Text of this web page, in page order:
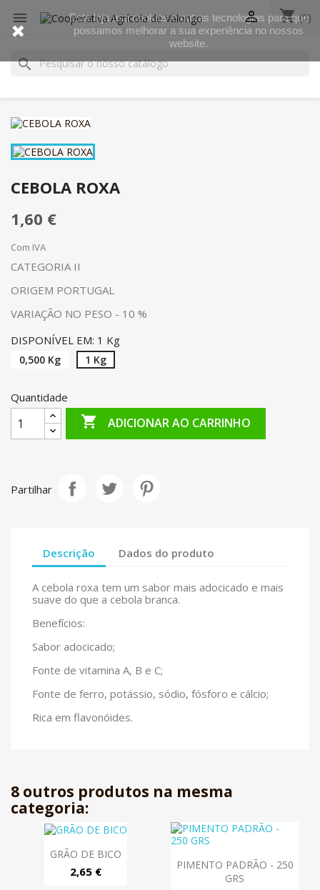
Esta loja usa cookies e outras tecnologias para que
possamos melhorar a sua experiência no nossos
website.
 shopping_cart (0)

search
CEBOLA ROXA
1,60 €
Com IVA
CATEGORIA II
ORIGEM PORTUGAL
VARIAÇÃO NO PESO - 10 %
DISPONÍVEL EM: 1 Kg
0,500 Kg 1 Kg
Quantidade
 ADICIONAR AO CARRINHO
Partilhar
Descrição Dados do produto
A cebola roxa tem um sabor mais adocicado e mais
suave do que a cebola branca.
Benefícios:
Sabor adocicado;
Fonte de vitamina A, B e C;
Fonte de ferro, potássio, sódio, fósforo e cálcio;
Rica em flavonóides.
8 outros produtos na mesma
categoria:
GRÃO DE BICO
2,65 €
PIMENTO PADRÃO - 250
GRS